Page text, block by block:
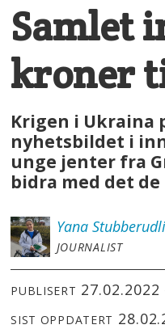
Samlet
kroner
Krigen i Ukraina
nyhetsbildet i
unge jenter fra
bidra med det
Yana
JOURNALIST
PUBLISERT
SIST OPPDATERT